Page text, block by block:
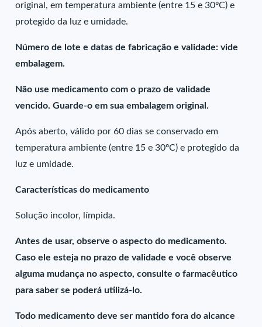
original, em temperatura ambiente (entre 15 e 30ºC) e
protegido da luz e umidade.
Número de lote e datas de fabricação e validade: vide
embalagem.
Não use medicamento com o prazo de validade
vencido. Guarde-o em sua embalagem original.
Após aberto, válido por 60 dias se conservado em
temperatura ambiente (entre 15 e 30ºC) e protegido da
luz e umidade.
Características do medicamento
Solução incolor, límpida.
Antes de usar, observe o aspecto do medicamento.
Caso ele esteja no prazo de validade e você observe
alguma mudança no aspecto, consulte o farmacêutico
para saber se poderá utilizá-lo.
Todo medicamento deve ser mantido fora do alcance